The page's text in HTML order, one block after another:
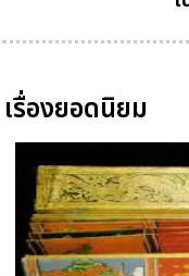
เรื่องยอดนิยม